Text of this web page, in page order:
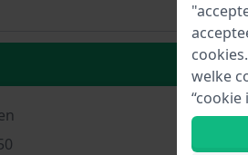
welke
“cookie